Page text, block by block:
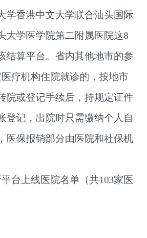
学香港中文大学联合汕头国际
大学医学院第二附属医院这8
结算平台。省内其他地市的参
疗机构住院就诊的，按地市
院或登记手续后，持规定证件
登记，出院时只需缴纳个人自
医保报销部分由医院和社保机
台上线医院名单（共103家医